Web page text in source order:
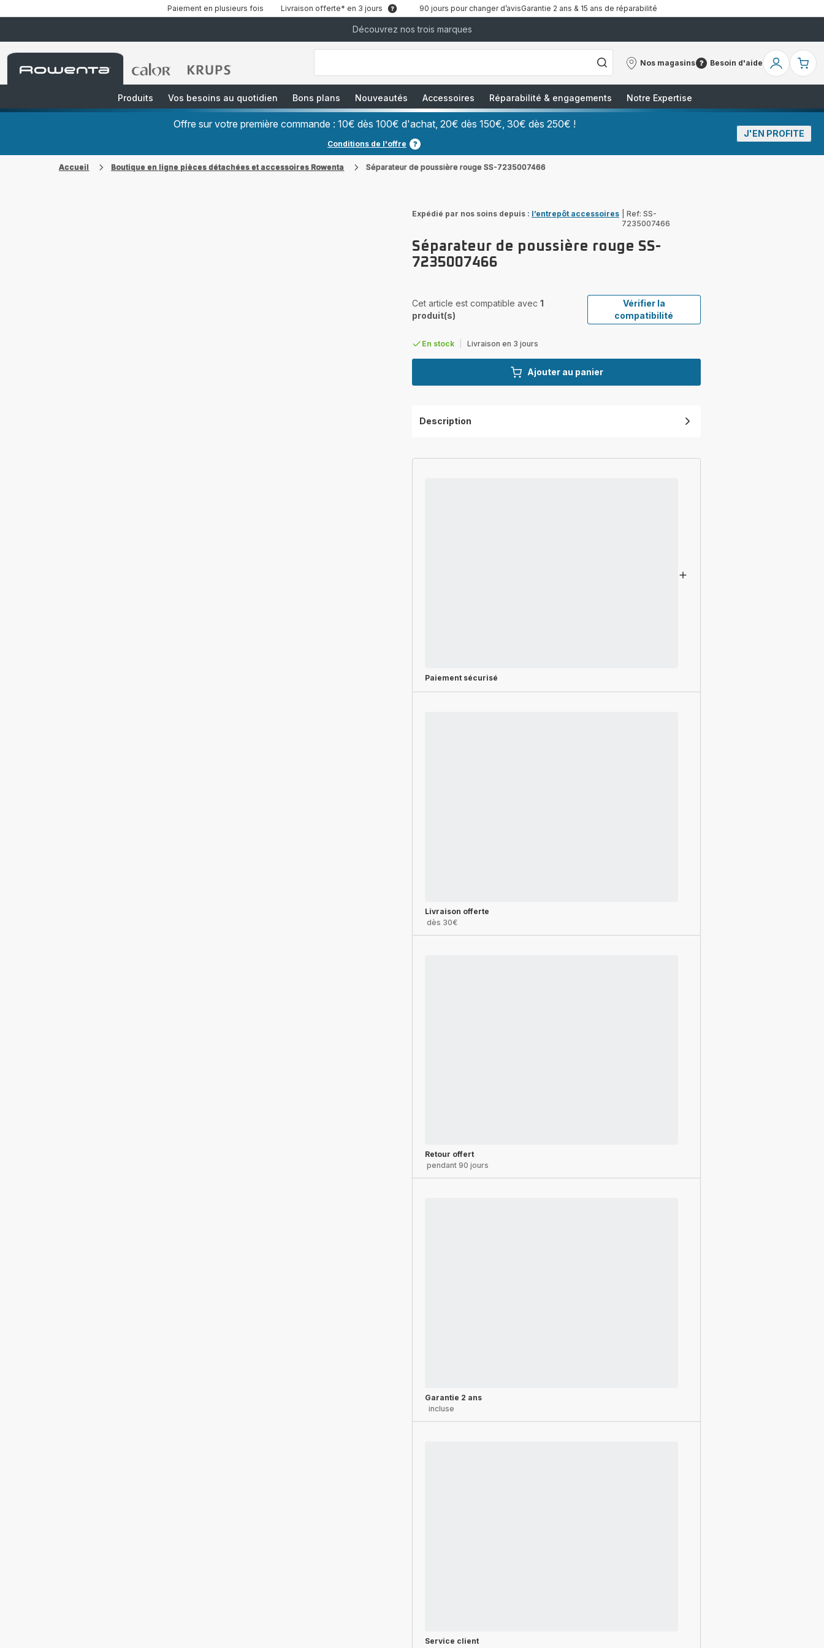
Paiement en plusieurs fois Livraison offerte* en 3 jours 90 jours pour changer d’avisGarantie 2 ans & 15 ans de réparabilité
Découvrez nos trois marques
Accueil
Rowenta
Accueil
Accueil
["Que
recherchez-
Café
Grains","Centrales
Vapeurs","Sèche
Nos magasins
Nos
Besoin d'aide
Besoin
Mon
Produits
Vos besoins au quotidien Bons plans Nouveautés Accessoires Réparabilité & engagements Notre Expertise
Offre sur votre première commande : 10€ dès 100€ d'achat, 20€ dès 150€, 30€ dès 250€ !
Conditions de l'offre
J'EN PROFITE
Accueil Boutique en ligne pièces détachées et accessoires Rowenta Séparateur de poussière rouge SS-7235007466
Expédié par nos soins depuis : l’entrepôt accessoires
Ref: SS-
7235007466
Séparateur de poussière rouge SS-
7235007466
Cet article est compatible avec 1
produit(s)
Vérifier la
compatibilité
En stock Livraison en 3 jours
Ajouter au panier
Description
Paiement sécurisé
Livraison offerte
dès 30€
Retour offert
pendant 90 jours
Garantie 2 ans
incluse
Service client